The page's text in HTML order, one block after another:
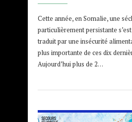
Cette année, en Somalie, une
particulièrement persistante
traduit par une insécurité
plus importante de ces dix
Aujourd’hui plus de 2…